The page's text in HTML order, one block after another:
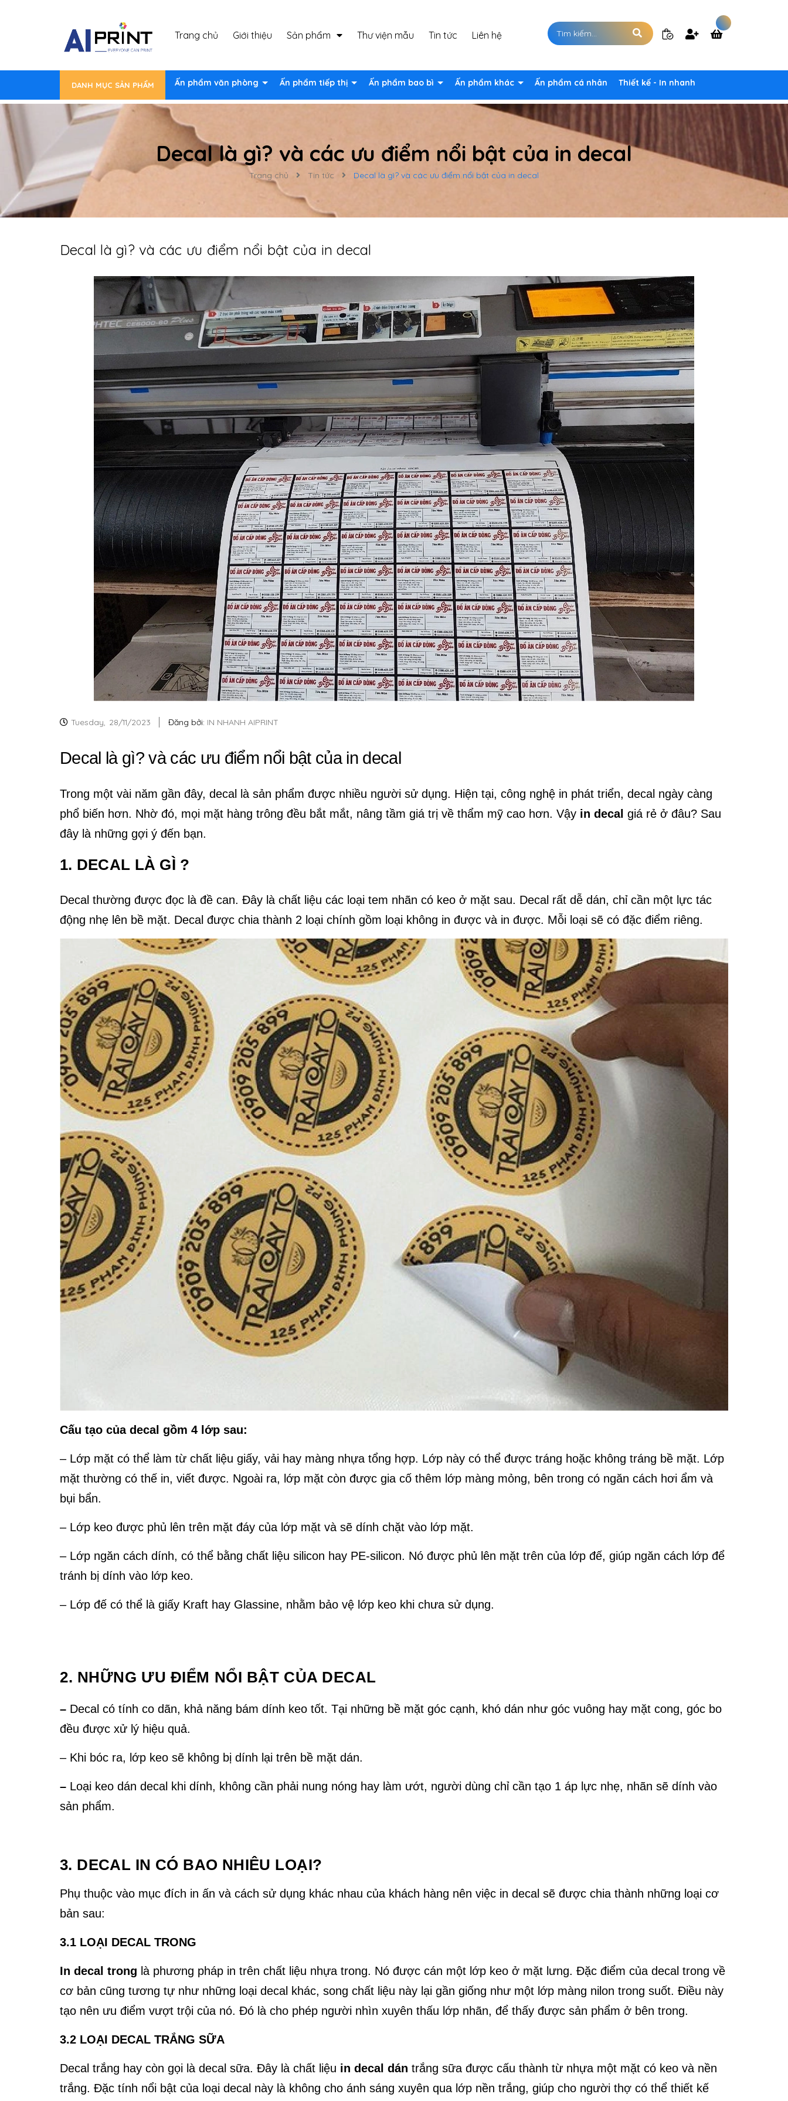
Trang chủ Giới thiệu Sản phẩm Thư viện mẫu Tin tức Liên hệ
DANH MỤC SẢN PHẨM Ấn phẩm văn phòng Ấn phẩm tiếp thị Ấn phẩm bao bì Ấn phẩm khác Ấn phẩm cá nhân Thiết kế - In nhanh
Decal là gì? và các ưu điểm nổi bật của in decal
Trang chủ Tin tức Decal là gì? và các ưu điểm nổi bật của in decal
Decal là gì? và các ưu điểm nổi bật của in decal
Tuesday, 28/11/2023 Đăng bởi: IN NHANH AIPRINT
Decal là gì? và các ưu điểm nổi bật của in decal
Trong một vài năm gần đây, decal là sản phẩm được nhiều người sử dụng. Hiện tại, công nghệ in phát triển, decal ngày càng
phổ biến hơn. Nhờ đó, mọi mặt hàng trông đều bắt mắt, nâng tầm giá trị về thẩm mỹ cao hơn. Vậy in decal giá rẻ ở đâu? Sau
đây là những gợi ý đến bạn.
1. DECAL LÀ GÌ ?
Decal thường được đọc là đề can. Đây là chất liệu các loại tem nhãn có keo ở mặt sau. Decal rất dễ dán, chỉ cần một lực tác
động nhẹ lên bề mặt. Decal được chia thành 2 loại chính gồm loại không in được và in được. Mỗi loại sẽ có đặc điểm riêng.
Cấu tạo của decal gồm 4 lớp sau:
– Lớp mặt có thể làm từ chất liệu giấy, vải hay màng nhựa tổng hợp. Lớp này có thể được tráng hoặc không tráng bề mặt. Lớp
mặt thường có thế in, viết được. Ngoài ra, lớp mặt còn được gia cố thêm lớp màng mỏng, bên trong có ngăn cách hơi ẩm và
bụi bẩn.
– Lớp keo được phủ lên trên mặt đáy của lớp mặt và sẽ dính chặt vào lớp mặt.
– Lớp ngăn cách dính, có thể bằng chất liệu silicon hay PE-silicon. Nó được phủ lên mặt trên của lớp đế, giúp ngăn cách lớp để
tránh bị dính vào lớp keo.
– Lớp đế có thể là giấy Kraft hay Glassine, nhằm bảo vệ lớp keo khi chưa sử dụng.
2. NHỮNG ƯU ĐIỂM NỔI BẬT CỦA DECAL
– Decal có tính co dãn, khả năng bám dính keo tốt. Tại những bề mặt góc cạnh, khó dán như góc vuông hay mặt cong, góc bo
đều được xử lý hiệu quả.
– Khi bóc ra, lớp keo sẽ không bị dính lại trên bề mặt dán.
– Loại keo dán decal khi dính, không cần phải nung nóng hay làm ướt, người dùng chỉ cần tạo 1 áp lực nhẹ, nhãn sẽ dính vào
sản phẩm.
3. DECAL IN CÓ BAO NHIÊU LOẠI?
Phụ thuộc vào mục đích in ấn và cách sử dụng khác nhau của khách hàng nên việc in decal sẽ được chia thành những loại cơ
bản sau:
3.1 LOẠI DECAL TRONG
In decal trong là phương pháp in trên chất liệu nhựa trong. Nó được cán một lớp keo ở mặt lưng. Đặc điểm của decal trong về
cơ bản cũng tương tự như những loại decal khác, song chất liệu này lại gần giống như một lớp màng nilon trong suốt. Điều này
tạo nên ưu điểm vượt trội của nó. Đó là cho phép người nhìn xuyên thấu lớp nhãn, để thấy được sản phẩm ở bên trong.
3.2 LOẠI DECAL TRẮNG SỮA
Decal trắng hay còn gọi là decal sữa. Đây là chất liệu in decal dán trắng sữa được cấu thành từ nhựa một mặt có keo và nền
trắng. Đặc tính nổi bật của loại decal này là không cho ánh sáng xuyên qua lớp nền trắng, giúp cho người thợ có thể thiết kế